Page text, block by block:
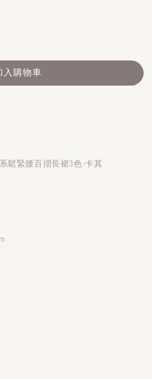
入購物車
鬆緊腰百摺長裙3色-卡其